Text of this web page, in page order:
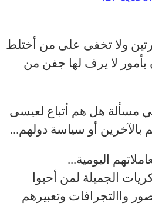
ولا تخفى على من أختلط
بأمور لا يرف لها جفن من
مسألة هل هم أتباع لعيسى
بالآخرين أو سياسة دولهم...
اليومية...
الجميلة لمن أحبوا
واالتجرافات وتعبيرهم